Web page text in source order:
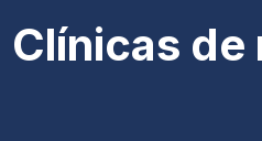
Clínicas de